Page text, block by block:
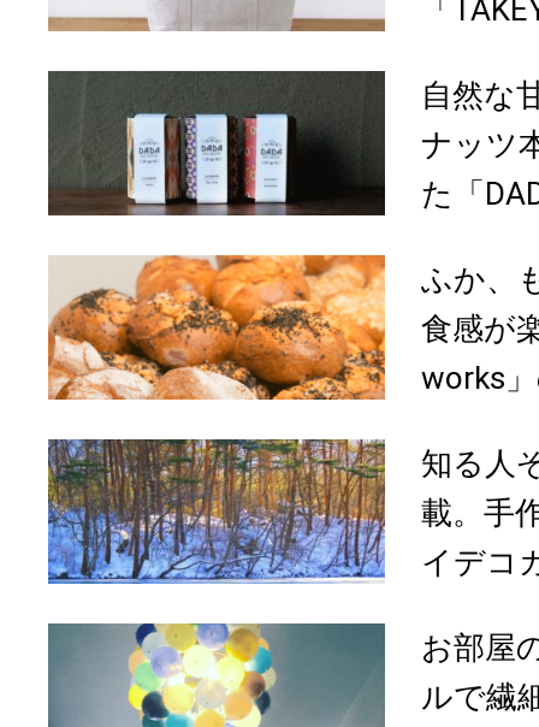
「
自然な
ナッツ
た「
ふか、
食感が
works
知る人
載。手
イデコ
お部屋
ルで繊